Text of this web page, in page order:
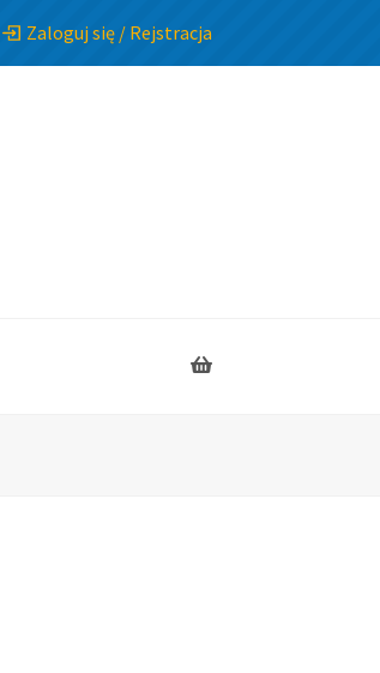
Zaloguj się / Rejstracja